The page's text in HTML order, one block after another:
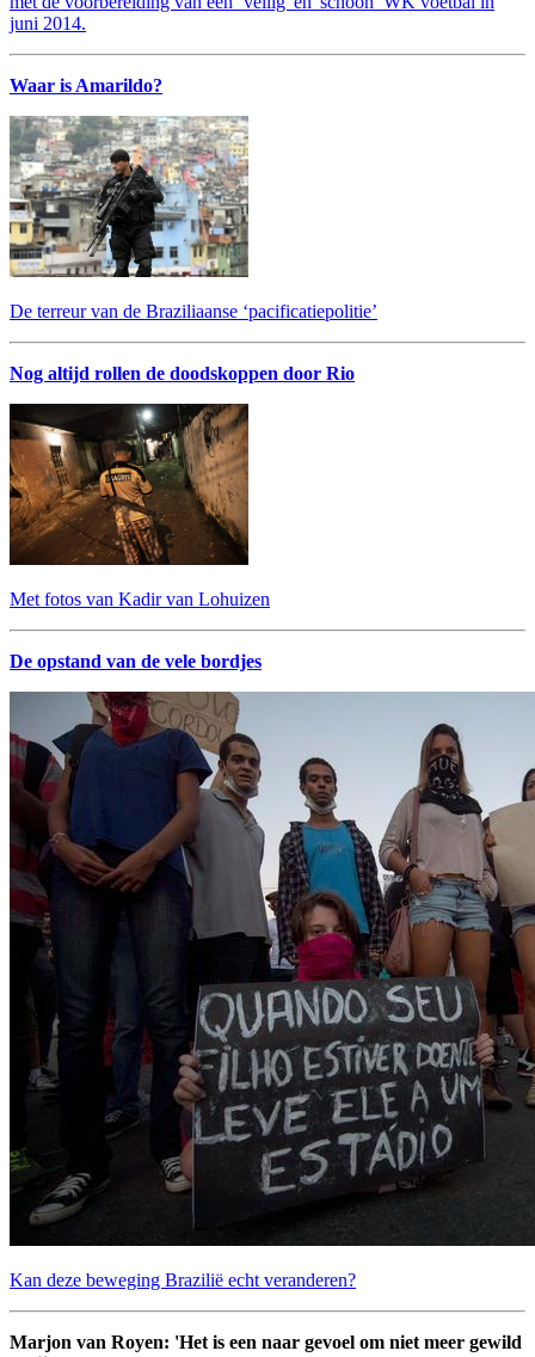
juni 2014.
Waar is Amarildo?
De terreur van de Braziliaanse ‘pacificatiepolitie’
Nog altijd rollen de doodskoppen door Rio
Met fotos van Kadir van Lohuizen
De opstand van de vele bordjes
Kan deze beweging Brazilië echt veranderen?
Marjon van Royen: 'Het is een naar gevoel om niet meer gewild